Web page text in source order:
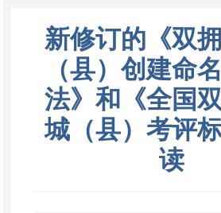
新修订的《双
（县）创建命
法》和《全国
城（县）考评
读